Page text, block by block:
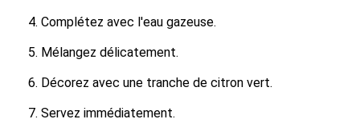
Complétez avec l'eau gazeuse.
Mélangez délicatement.
Décorez avec une tranche de citron vert.
Servez immédiatement.